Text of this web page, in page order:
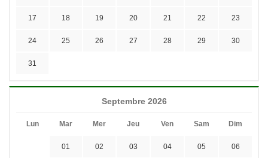
17 18 19 20 21 22 23
24 25 26 27 28 29 30
31
Septembre 2026
Lun Mar Mer Jeu Ven Sam Dim
01 02 03 04 05 06